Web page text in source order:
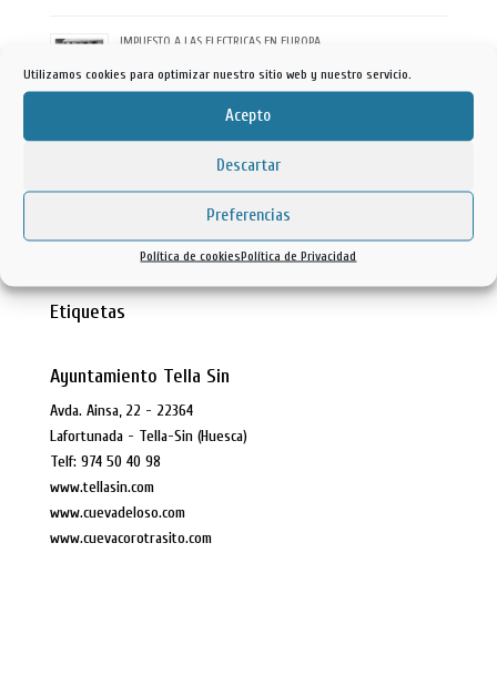
Utilizamos cookies para optimizar nuestro sitio web y nuestro servicio.
Acepto
Descartar
Preferencias
Política de cookiesPolítica de Privacidad
IMPUESTO A LAS ELECTRICAS EN EUROPA
julio 26, 2022
REVERSION RIO DUERO
mayo 3, 2022
Etiquetas
Ayuntamiento Tella Sin
Avda. Ainsa, 22 - 22364
Lafortunada - Tella-Sin (Huesca)
Telf: 974 50 40 98
www.tellasin.com
www.cuevadeloso.com
www.cuevacorotrasito.com